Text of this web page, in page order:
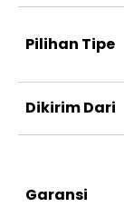
Pilihan Tipe
Dikirim Dari
Garansi